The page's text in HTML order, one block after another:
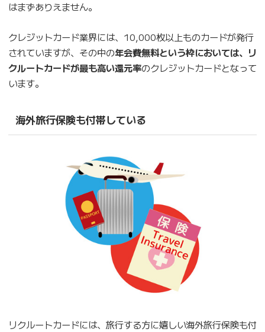
はまずありえません。
クレジットカード業界には、10,000枚以上ものカードが発行
されていますが、その中の年会費無料という枠においては、リ
クルートカードが最も高い還元率のクレジットカードとなって
います。
海外旅行保険も付帯している
リクルートカードには、旅行する方に嬉しい海外旅行保険も付